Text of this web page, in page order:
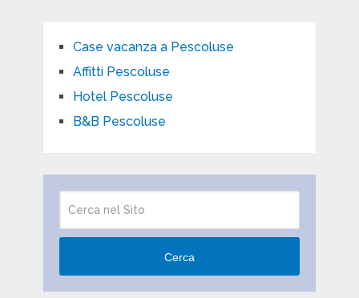
Case vacanza a Pescoluse
Affitti Pescoluse
Hotel Pescoluse
B&B Pescoluse
Cerca